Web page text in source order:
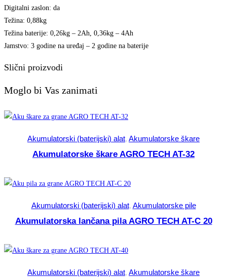
Digitalni zaslon: da
Težina: 0,88kg
Težina baterije: 0,26kg – 2Ah, 0,36kg – 4Ah
Jamstvo: 3 godine na uređaj – 2 godine na baterije
Slični proizvodi
Moglo bi Vas zanimati
Akumulatorski (baterijski) alat, Akumulatorske škare
Akumulatorske škare AGRO TECH AT-32
Akumulatorski (baterijski) alat, Akumulatorske pile
Akumulatorska lančana pila AGRO TECH AT-C 20
Akumulatorski (baterijski) alat, Akumulatorske škare